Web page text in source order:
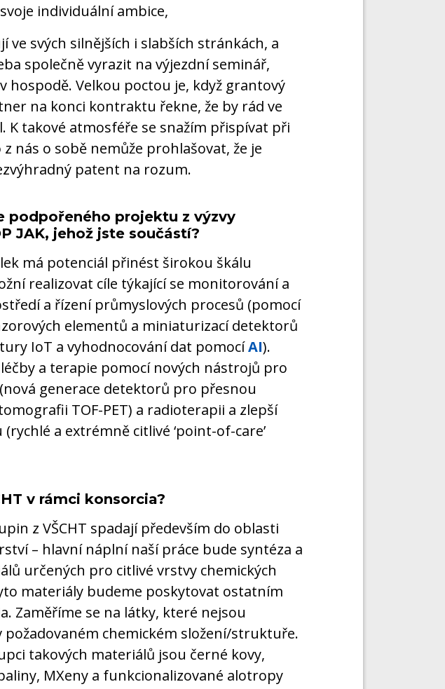
individuální ambice,
ve svých silnějších i slabších stránkách, a
společně vyrazit na výjezdní seminář,
hospodě. Velkou poctou je, když grantový
na konci kontraktu řekne, že by rád ve
K takové atmosféře se snažím přispívat při
nás o sobě nemůže prohlašovat, že je
patent na rozum.
podpořeného projektu z výzvy
JAK, jehož jste součástí?
má potenciál přinést širokou škálu
realizovat cíle týkající se monitorování a
a řízení průmyslových procesů (pomocí
elementů a miniaturizací detektorů
IoT a vyhodnocování dat pomocíAI).
a terapie pomocí nových nástrojů pro
generace detektorů pro přesnou
TOF-PET) a radioterapii a zlepší
a extrémně citlivé ‘point-of-care’
v rámci konsorcia?
z VŠCHT spadají především do oblasti
– hlavní náplní naší práce bude syntéza a
určených pro citlivé vrstvy chemických
materiály budeme poskytovat ostatním
Zaměříme se na látky, které nejsou
chemickém složení/struktuře.
takových materiálů jsou černé kovy,
MXeny a funkcionalizované alotropy